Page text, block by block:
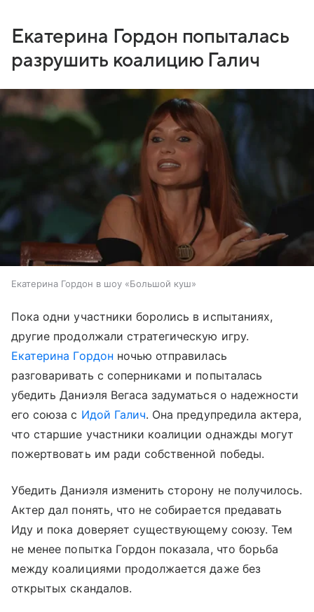
Екатерина Гордон попыталась
разрушить коалицию Галич
Екатерина Гордон в шоу «Большой куш»
Пока одни участники боролись в испытаниях,
другие продолжали стратегическую игру.
Екатерина Гордон ночью отправилась
разговаривать с соперниками и попыталась
убедить Даниэля Вегаса задуматься о надежности
его союза с Идой Галич. Она предупредила актера,
что старшие участники коалиции однажды могут
пожертвовать им ради собственной победы.
Убедить Даниэля изменить сторону не получилось.
Актер дал понять, что не собирается предавать
Иду и пока доверяет существующему союзу. Тем
не менее попытка Гордон показала, что борьба
между коалициями продолжается даже без
открытых скандалов.